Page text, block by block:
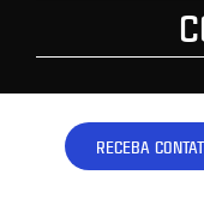
RECEBA